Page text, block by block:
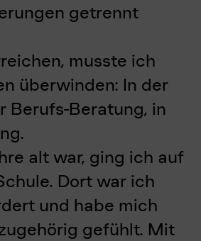
getrennt
musste ich
überwinden: In der
Berufs-Beratung, in
alt war, ging ich auf
Dort war ich
und habe mich
gefühlt. Mit